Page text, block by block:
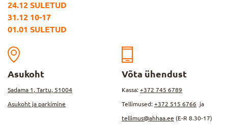
24.12 SULETUD
31.12 10-17
01.01 SULETUD
Asukoht
Sadama 1, Tartu, 51004
Asukoht ja parkimine
Võta ühendust
Kassa: +372 745 6789
Tellimused: +372 515 6766 ja
tellimus@ahhaa.ee (E-R 8.30-17)